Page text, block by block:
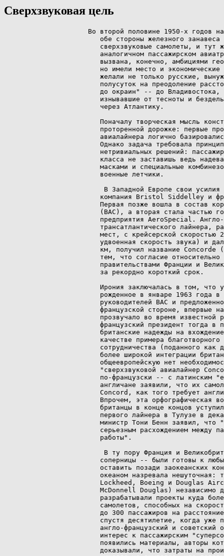
Сверхзвуковая цель
Во второй половине 1950-х годов на вооружение армий по 
                        обе стороны железного занавеса поступили тяжелые 
                        сверхзвуковые самолеты, и тут же возникла потребность в 
                        аналогичном пассажирском авиатранспорте. Она была 
                        вызвана, конечно, амбициями геополитических соперников, 
                        но имели место и экономические соображения: быстрой езды 
                        желали не только русские, вынужденные тратить более 
                        полусуток на преодоление расстояния "от Москвы до самых 
                        до окраин" -- до Владивостока, но и жители Запада, 
                        изнывавшие от тесноты и безделья в восьмичасовых полетах 
                        через Атлантику. 

                        Поначалу творческая мысль конструкторов двигалась по 
                        проторенной дорожке: первые проекты сверхзвукового 
                        авиалайнера логично базировались на военных аналогах. 
                        Однако задача требовала принципиально новых, 
                        нетривиальных решений: пассажиров в салоне первого 
                        класса не заставишь ведь надевать шлемы с кислородными 
                        масками и специальные комбинезоны, в которых щеголяли 
                        военные летчики. 

                         В Западной Европе свои усилия объединили английская 
                        компания Bristol Siddelley и французская Sud Aviation. 
                        Первая позже вошла в состав корпорации British Airways 
                        (BAC), а вторая стала частью государственного 
                        предприятия AeroSpecial. Англо-французский проект 
                        трансатлантического лайнера, рассчитанного на 120-140 
                        мест, с крейсерской скоростью 2М ("два маха" -- 
                        удвоенная скорость звука) и дальностью полета 6-6,5 тыс. 
                        км, получил название Concorde ("согласие") в связи с 
                        тем, что согласие относительно его строительства между 
                        правительствами Франции и Великобритании было достигнуто 
                        за рекордно короткий срок. 

                        Ирония заключалась в том, что удачное название, 
                        рожденное в январе 1963 года в семье одного из 
                        руководителей BAC и предложенное для обсуждения 
                        французской стороне, впервые на официальном уровне 
                        прозвучало во время известной речи Шарля де Голля: 
                        французский президент тогда в пух и прах разнес 
                        британские надежды на вхождение в общий рынок. В 
                        качестве примера благотворного двустороннего 
                        сотрудничества (поданного как доказательство того, что в 
                        более широкой интеграции британской экономики в 
                        общеевропейскую нет необходимости) де Голль упомянул 
                        "сверхзвуковой авиалайнер Concorde". Именно так 
                        по-французски -- с латинским "e" на конце. Обиженные 
                        англичане заявили, что их самолеты будут носить имя 
                        Concord, как того требует английское правописание. 
                        Впрочем, эта орфографическая война не продлилась долго: 
                        британцы в конце концов уступили. На демонстрации 
                        первого лайнера в Тулузе в декабре 1967 года британский 
                        министр Тони Бенн заявил, что "это было единственным 
                        серьезным расхождением между партнерами за все время 
                        работы". 

                         В ту пору Франция и Великобритания -- извечные 
                        соперницы -- были готовы к любым компромиссам, лишь бы 
                        оставить позади заокеанских конкурентов. А опасность за 
                        океаном назревала нешуточная: три авиагиганта -- 
                        Lockheed, Boeing и Douglas Aircraft (позднее -- 
                        McDonnell Douglas) независимо друг от друга 
                        разрабатывали проекты куда более продвинутых технически 
                        самолетов, способных на скорости в три "маха" перевозить 
                        до 300 пассажиров на расстояние 7-8 тыс. км! Однако 
                        спустя десятилетие, когда уже поднялись в воздух опытные 
                        англо-французский и советский образцы, в США утратили 
                        интерес к пассажирским "суперсоникам". В прессе 
                        появились материалы, авторы которых убедительно 
                        доказывали, что затраты на производство таких самолетов 
                        никогда не окупятся, что летать на них рискнут только 
                        отчаянные головы, а отрицательное воздействие 
                        сверхзвуковых лайнеров на окружающую среду вообще трудно 
                        переоценить. 

                        Все подсчитав и прослезившись, практичные американцы 
                        прекратили работы над сверхзвуковыми проектами (дальше 
                        всех продвинулся проект Boeing-2707 -- модификация 
                        главного тогда транспортного средства на 
                        трансатлантических трассах Boeing-707) и переключились 
                        на решение иной задачи: постройки дозвукового 
                        лайнера-гиганта. В результате появился B-747, который (в 
                        модификации "300") способен перевозить через океан до 
                        660 человек, что в свое время привело к естественному 
                        увеличению воздушного "трафика" и, соответственно, к 
                        снижению стоимости билетов. 

                        Французов и англичан тоже занимали вопросы 
                        экономического плана (экологические тогда еще не 
                        оказывали существенного влияния на принятие решений), но 
                        не настолько, чтобы устоять перед искушением утереть нос 
                        американским конкурентам. Их советских коллег из ОКБ 
                        Андрея Николаевича Туполева подобные соображения если и 
                        волновали, то в минимальной степени (об этом ниже). 

                         Обгоняя время 

                        Concorde обошелся англичанам и французам недешево. На 
                        разработку проекта оба правительства потратили в общей 
                        сложности 1,134 млрд фунтов стерлингов (примерно $2,26 
                        млрд, что эквивалентно сегодняшним $17 млрд); еще 654 
                        млн фунтов стоила постройка 16 самолетов -- 6 опытных и 
                        10 рейсовых. Себестоимость одного лайнера превысила